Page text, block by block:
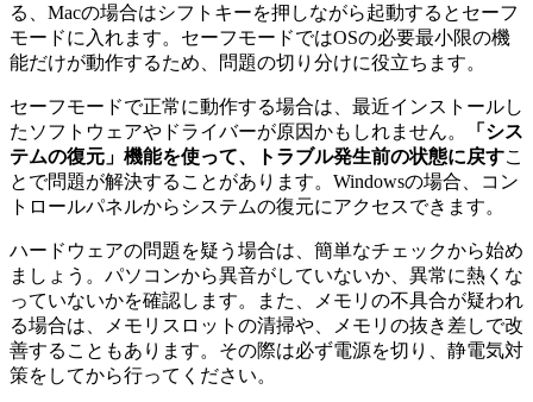
る、Macの場合はシフトキーを押しながら起動するとセーフ
モードに入れます。セーフモードではOSの必要最小限の機
能だけが動作するため、問題の切り分けに役立ちます。
セーフモードで正常に動作する場合は、最近インストールし
たソフトウェアやドライバーが原因かもしれません。
「シス
テムの復元」機能を使って、トラブル発生前の状態に戻すこ
とで問題が解決することがあります。Windowsの場合、コン
トロールパネルからシステムの復元にアクセスできます。
ハードウェアの問題を疑う場合は、簡単なチェックから始め
ましょう。パソコンから異音がしていないか、異常に熱くな
っていないかを確認します。また、メモリの不具合が疑われ
る場合は、メモリスロットの清掃や、メモリの抜き差しで改
善することもあります。その際は必ず電源を切り、静電気対
策をしてから行ってください。